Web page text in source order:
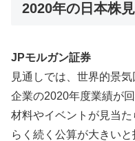
2020年の日本株
JPモルガン証券
見通しでは、世界的景
企業の2020年度業績が
材料やイベントが見当
らく続く公算が大きい